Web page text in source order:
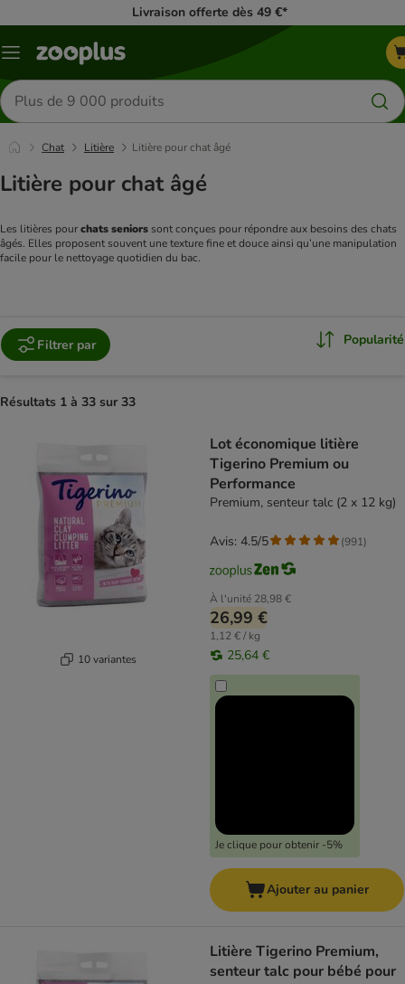
Livraison offerte dès 49 €*
Menu
Rechercher
des
produits
Chat Litière Litière pour chat âgé
Litière pour chat âgé
Les litières pour chats seniors sont conçues pour répondre aux besoins des chats
âgés. Elles proposent souvent une texture fine et douce ainsi qu’une manipulation
facile pour le nettoyage quotidien du bac.
Filtrer par Popularité
Résultats 1 à 33 sur 33
10 variantes
Lot économique litière
Tigerino Premium ou
Performance
Premium, senteur talc (2 x 12 kg)
À l'unité 28,98 €
26,99 €
1,12 € / kg
25,64 €
Je clique pour obtenir -5%
Avis: 4.5/5 (991)
Ajouter au panier
Litière Tigerino Premium,
senteur talc pour bébé pour